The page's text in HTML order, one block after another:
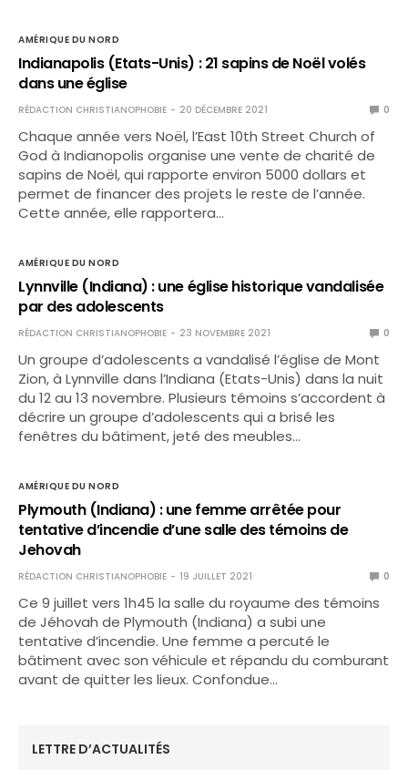
AMÉRIQUE DU NORD
Indianapolis (Etats-Unis) : 21 sapins de Noël volés
dans une église
RÉDACTION CHRISTIANOPHOBIE 20 DÉCEMBRE 2021 0
Chaque année vers Noël, l’East 10th Street Church of
God à Indianopolis organise une vente de charité de
sapins de Noël, qui rapporte environ 5000 dollars et
permet de financer des projets le reste de l’année.
Cette année, elle rapportera…
AMÉRIQUE DU NORD
Lynnville (Indiana) : une église historique vandalisée
par des adolescents
RÉDACTION CHRISTIANOPHOBIE 23 NOVEMBRE 2021 0
Un groupe d’adolescents a vandalisé l’église de Mont
Zion, à Lynnville dans l’Indiana (Etats-Unis) dans la nuit
du 12 au 13 novembre. Plusieurs témoins s’accordent à
décrire un groupe d’adolescents qui a brisé les
fenêtres du bâtiment, jeté des meubles…
AMÉRIQUE DU NORD
Plymouth (Indiana) : une femme arrêtée pour
tentative d’incendie d’une salle des témoins de
Jehovah
RÉDACTION CHRISTIANOPHOBIE 19 JUILLET 2021 0
Ce 9 juillet vers 1h45 la salle du royaume des témoins
de Jéhovah de Plymouth (Indiana) a subi une
tentative d’incendie. Une femme a percuté le
bâtiment avec son véhicule et répandu du comburant
avant de quitter les lieux. Confondue…
LETTRE D’ACTUALITÉS